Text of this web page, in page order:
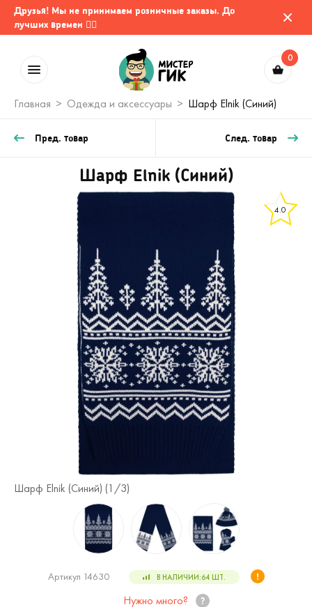
Друзья! Мы не принимаем розничные заказы. До
лучших времен 🤷‍♂️
0
Главная Одежда и аксессуары Шарф Elnik (Синий)
Пред. товар След. товар
Шарф Elnik (Синий)
4.0
Шарф Elnik (Синий) (1 /3)
Артикул 14630 В НАЛИЧИИ:64ШТ.
Нужно много?